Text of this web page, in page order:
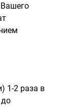
1-2 раза в
до